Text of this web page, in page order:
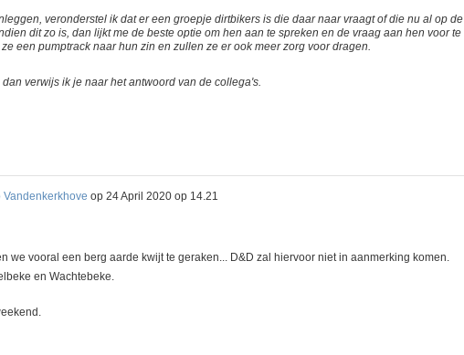
veronderstel ik dat er een groepje dirtbikers is die daar naar vraagt of die nu al op de
dit zo is, dan lijkt me de beste optie om hen aan te spreken en de vraag aan hen voor te
een pumptrack naar hun zin en zullen ze er ook meer zorg voor dragen.
verwijs ik je naar het antwoord van de collega's.
Vandenkerkhove op 24 April 2020 op 14.21
we vooral een berg aarde kwijt te geraken... D&D zal hiervoor niet in aanmerking komen.
en Wachtebeke.